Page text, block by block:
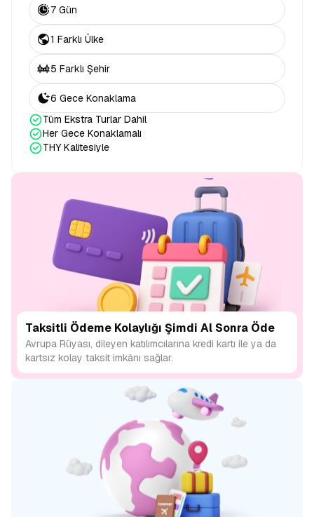
7 Gün
1 Farklı Ülke
5 Farklı Şehir
6 Gece Konaklama
Tüm Ekstra Turlar Dahil
Her Gece Konaklamalı
THY Kalitesiyle
Taksitli Ödeme Kolaylığı Şimdi Al Sonra Öde
Avrupa Rüyası, dileyen katılımcılarına kredi kartı ile ya da
kartsız kolay taksit imkânı sağlar.